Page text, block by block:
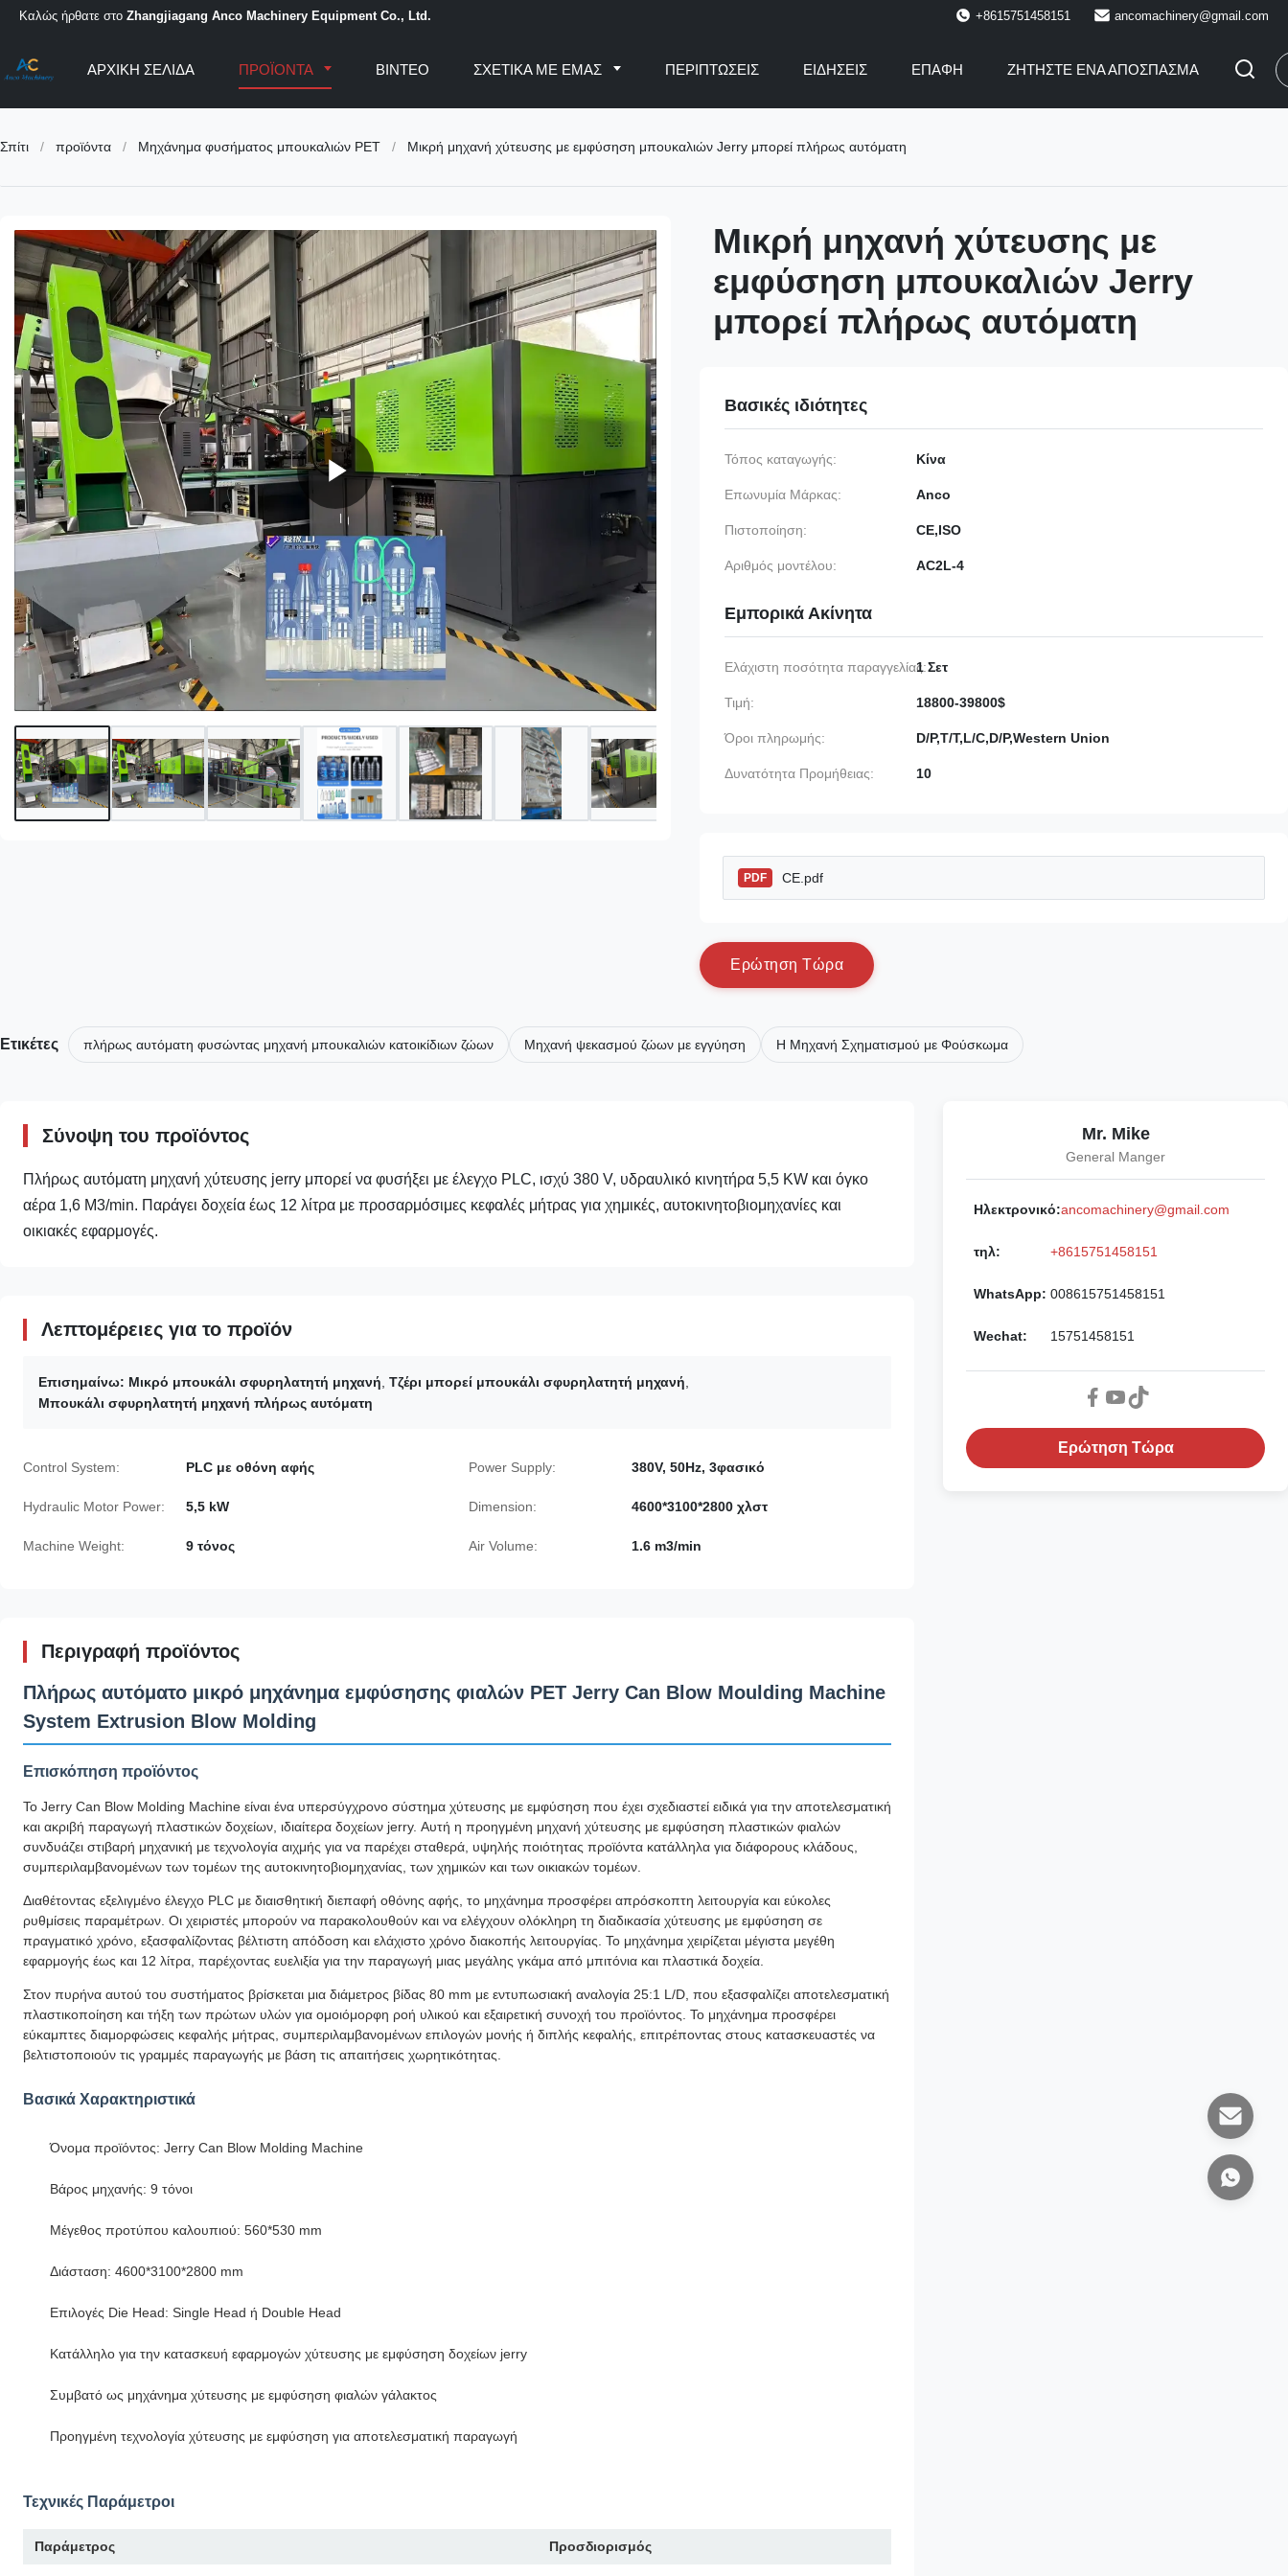
Καλώς ήρθατε στο Zhangjiagang Anco Machinery Equipment Co., Ltd. +8615751458151 ancomachinery@gmail.com
ΑΡΧΙΚΉ ΣΕΛΊΔΑ ΠΡΟΪΌΝΤΑ ΒΊΝΤΕΟ ΣΧΕΤΙΚΆ ΜΕ ΕΜΆΣ ΠΕΡΙΠΤΏΣΕΙΣ ΕΙΔΉΣΕΙΣ ΕΠΑΦΉ ΖΗΤΉΣΤΕ ΈΝΑ ΑΠΌΣΠΑΣΜΑ
Σπίτι / προϊόντα / Μηχάνημα φυσήματος μπουκαλιών PET / Μικρή μηχανή χύτευσης με εμφύσηση μπουκαλιών Jerry μπορεί πλήρως αυτόματη
Μικρή μηχανή χύτευσης με
εμφύσηση μπουκαλιών Jerry
μπορεί πλήρως αυτόματη
Βασικές ιδιότητες
Τόπος καταγωγής: Κίνα
Επωνυμία Μάρκας: Anco
Πιστοποίηση: CE,ISO
Αριθμός μοντέλου: AC2L-4
Εμπορικά Ακίνητα
Ελάχιστη ποσότητα παραγγελίας:1 Σετ
Τιμή: 18800-39800$
Όροι πληρωμής: D/P,T/T,L/C,D/P,Western Union
Δυνατότητα Προμήθειας: 10
PDF CE.pdf
Ερώτηση Τώρα
Ετικέτες πλήρως αυτόματη φυσώντας μηχανή μπουκαλιών κατοικίδιων ζώων Μηχανή ψεκασμού ζώων με εγγύηση Η Μηχανή Σχηματισμού με Φούσκωμα
Σύνοψη του προϊόντος
Πλήρως αυτόματη μηχανή χύτευσης jerry μπορεί να φυσήξει με έλεγχο PLC, ισχύ 380 V, υδραυλικό κινητήρα 5,5 KW και όγκο
αέρα 1,6 M3/min. Παράγει δοχεία έως 12 λίτρα με προσαρμόσιμες κεφαλές μήτρας για χημικές, αυτοκινητοβιομηχανίες και
οικιακές εφαρμογές.
Λεπτομέρειες για το προϊόν
Επισημαίνω: Μικρό μπουκάλι σφυρηλατητή μηχανή Τζέρι μπορεί μπουκάλι σφυρηλατητή μηχανή
Μπουκάλι σφυρηλατητή μηχανή πλήρως αυτόματη
Control System: PLC με οθόνη αφής Power Supply: 380V, 50Hz, 3φασικό
Hydraulic Motor Power: 5,5 kW Dimension: 4600*3100*2800 χλστ
Machine Weight: 9 τόνος Air Volume: 1.6 m3/min
Περιγραφή προϊόντος
Πλήρως αυτόματο μικρό μηχάνημα εμφύσησης φιαλών PET Jerry Can Blow Moulding Machine
System Extrusion Blow Molding
Επισκόπηση προϊόντος
Το Jerry Can Blow Molding Machine είναι ένα υπερσύγχρονο σύστημα χύτευσης με εμφύσηση που έχει σχεδιαστεί ειδικά για την αποτελεσματική
και ακριβή παραγωγή πλαστικών δοχείων, ιδιαίτερα δοχείων jerry. Αυτή η προηγμένη μηχανή χύτευσης με εμφύσηση πλαστικών φιαλών
συνδυάζει στιβαρή μηχανική με τεχνολογία αιχμής για να παρέχει σταθερά, υψηλής ποιότητας προϊόντα κατάλληλα για διάφορους κλάδους,
συμπεριλαμβανομένων των τομέων της αυτοκινητοβιομηχανίας, των χημικών και των οικιακών τομέων.
Διαθέτοντας εξελιγμένο έλεγχο PLC με διαισθητική διεπαφή οθόνης αφής, το μηχάνημα προσφέρει απρόσκοπτη λειτουργία και εύκολες
ρυθμίσεις παραμέτρων. Οι χειριστές μπορούν να παρακολουθούν και να ελέγχουν ολόκληρη τη διαδικασία χύτευσης με εμφύσηση σε
πραγματικό χρόνο, εξασφαλίζοντας βέλτιστη απόδοση και ελάχιστο χρόνο διακοπής λειτουργίας. Το μηχάνημα χειρίζεται μέγιστα μεγέθη
εφαρμογής έως και 12 λίτρα, παρέχοντας ευελιξία για την παραγωγή μιας μεγάλης γκάμα από μπιτόνια και πλαστικά δοχεία.
Στον πυρήνα αυτού του συστήματος βρίσκεται μια διάμετρος βίδας 80 mm με εντυπωσιακή αναλογία 25:1 L/D, που εξασφαλίζει αποτελεσματική
πλαστικοποίηση και τήξη των πρώτων υλών για ομοιόμορφη ροή υλικού και εξαιρετική συνοχή του προϊόντος. Το μηχάνημα προσφέρει
εύκαμπτες διαμορφώσεις κεφαλής μήτρας, συμπεριλαμβανομένων επιλογών μονής ή διπλής κεφαλής, επιτρέποντας στους κατασκευαστές να
βελτιστοποιούν τις γραμμές παραγωγής με βάση τις απαιτήσεις χωρητικότητας.
Βασικά Χαρακτηριστικά
Όνομα προϊόντος: Jerry Can Blow Molding Machine
Βάρος μηχανής: 9 τόνοι
Μέγεθος προτύπου καλουπιού: 560*530 mm
Διάσταση: 4600*3100*2800 mm
Επιλογές Die Head: Single Head ή Double Head
Κατάλληλο για την κατασκευή εφαρμογών χύτευσης με εμφύσηση δοχείων jerry
Συμβατό ως μηχάνημα χύτευσης με εμφύσηση φιαλών γάλακτος
Προηγμένη τεχνολογία χύτευσης με εμφύσηση για αποτελεσματική παραγωγή
Τεχνικές Παράμετροι
Παράμετρος Προσδιορισμός
Mr. Mike
General Manger
Ηλεκτρονικό:ancomachinery@gmail.com
τηλ: +8615751458151
WhatsApp: 008615751458151
Wechat: 15751458151
Ερώτηση Τώρα